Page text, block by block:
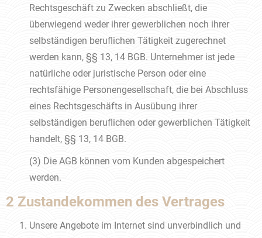
Rechtsgeschäft zu Zwecken abschließt, die
überwiegend weder ihrer gewerblichen noch ihrer
selbständigen beruflichen Tätigkeit zugerechnet
werden kann, §§ 13, 14 BGB. Unternehmer ist jede
natürliche oder juristische Person oder eine
rechtsfähige Personengesellschaft, die bei Abschluss
eines Rechtsgeschäfts in Ausübung ihrer
selbständigen beruflichen oder gewerblichen Tätigkeit
handelt, §§ 13, 14 BGB.
(3) Die AGB können vom Kunden abgespeichert
werden.
2 Zustandekommen des Vertrages
Unsere Angebote im Internet sind unverbindlich und